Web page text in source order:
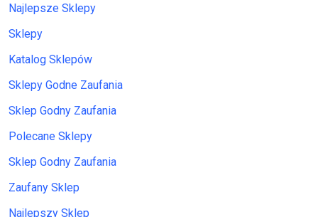
Najlepsze Sklepy
Sklepy
Katalog Sklepów
Sklepy Godne Zaufania
Sklep Godny Zaufania
Polecane Sklepy
Sklep Godny Zaufania
Zaufany Sklep
Najlepszy Sklep